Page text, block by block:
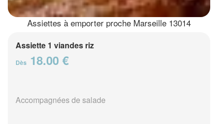
Assiettes à emporter proche Marseille 13014
Assiette 1 viandes riz
Dès 18.00 €
Accompagnées de salade